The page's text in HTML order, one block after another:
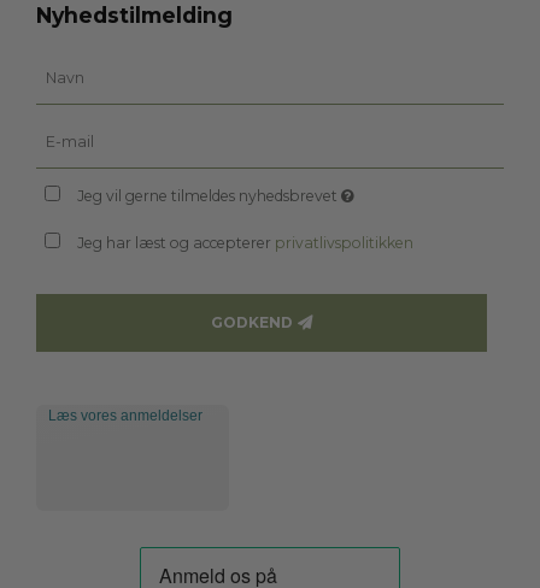
Nyhedstilmelding
Jeg vil gerne tilmeldes nyhedsbrevet
Jeg har læst og accepterer privatlivspolitikken
GODKEND
Læs vores anmeldelser